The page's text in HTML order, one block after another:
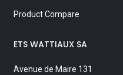
Product Compare
ETS WATTIAUX SA
Avenue de Maire 131